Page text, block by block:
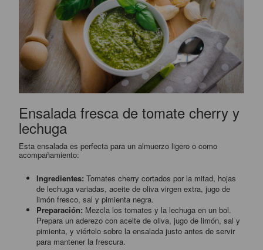
Ensalada fresca de tomate cherry y
lechuga
Esta ensalada es perfecta para un almuerzo ligero o como
acompañamiento:
Ingredientes: Tomates cherry cortados por la mitad, hojas
de lechuga variadas, aceite de oliva virgen extra, jugo de
limón fresco, sal y pimienta negra.
Preparación: Mezcla los tomates y la lechuga en un bol.
Prepara un aderezo con aceite de oliva, jugo de limón, sal y
pimienta, y viértelo sobre la ensalada justo antes de servir
para mantener la frescura.